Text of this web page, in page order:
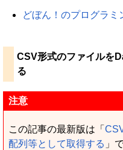
どぼん！のプログラミ
CSV形式のファイルを
る
注意
この記事の最新版は「
配列等として取得する 」